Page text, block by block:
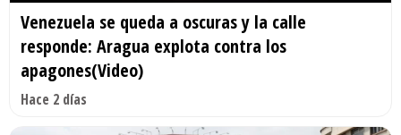
Venezuela se queda a oscuras y la calle
responde: Aragua explota contra los
apagones(Video)
Hace 2 días